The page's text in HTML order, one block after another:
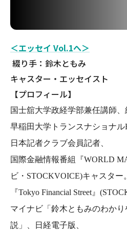
＜エッセイ Vol.1へ＞
​ 綴り手： 鈴木ともみ
キャスター・エッセイスト
【プロフィール】
国士舘大学政経学部兼任講師、
早稲田大学トランスナショナル
日本記者クラブ会員記者、
国際金融情報番組『WORLD
ビ・STOCKVOICE)キャスター。
『Tokyo Financial Street』
マイナビ「鈴木ともみのわか
説」、日経電子版、